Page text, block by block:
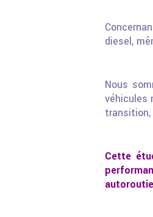
diesel,
Nous
véhicules
transition,
Cette